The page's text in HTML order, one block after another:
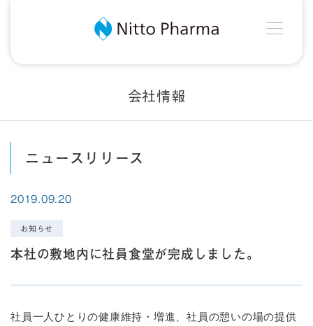
Nitto Pharma
会社情報
ニュースリリース
2019.09.20
お知らせ
本社の敷地内に社員食堂が完成しました。
社員一人ひとりの健康維持・増進、社員の憩いの場の提供